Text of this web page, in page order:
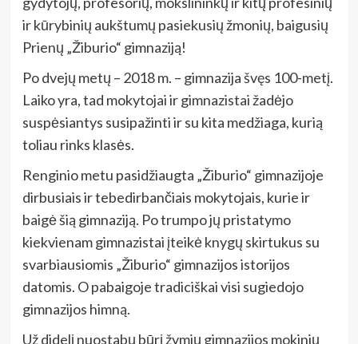
ir kūrybinių aukštumų pasiekusių žmonių, baigusių
Prienų „Žiburio“ gimnaziją!
Po dvejų metų – 2018 m. – gimnazija švęs 100-metį.
Laiko yra, tad mokytojai ir gimnazistai žadėjo
suspėsiantys susipažinti ir su kita medžiaga, kurią
toliau rinks klasės.
Renginio metu pasidžiaugta „Žiburio“ gimnazijoje
dirbusiais ir tebedirbančiais mokytojais, kurie ir
baigė šią gimnaziją. Po trumpo jų pristatymo
kiekvienam gimnazistai įteikė knygų skirtukus su
svarbiausiomis „Žiburio“ gimnazijos istorijos
datomis. O pabaigoje tradiciškai visi sugiedojo
gimnazijos himną.
Už didelį nuostabų būrį žymių gimnazijos mokinių